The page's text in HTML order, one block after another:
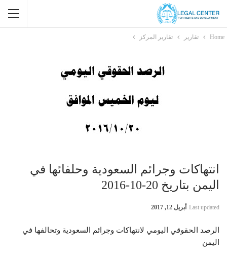
Home تقارير تقارير المركز
انتهاكات وجرائم السعودية وحلفائها في
اليمن بتاريخ 20-10-2016
Last updated أبريل 12, 2017
الرصد الحقوقي اليومي لانتهاكات وجرائم السعودية وتحالفها في
اليمن